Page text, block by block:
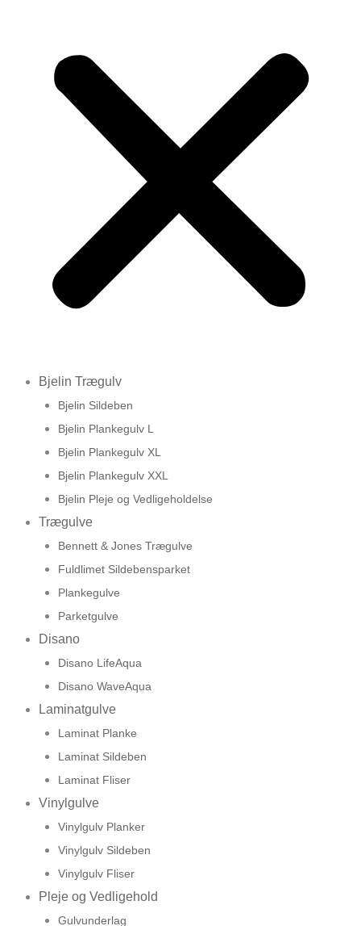
Bjelin Trægulv
Bjelin Sildeben
Bjelin Plankegulv L
Bjelin Plankegulv XL
Bjelin Plankegulv XXL
Bjelin Pleje og Vedligeholdelse
Trægulve
Bennett & Jones Trægulve
Fuldlimet Sildebensparket
Plankegulve
Parketgulve
Disano
Disano LifeAqua
Disano WaveAqua
Laminatgulve
Laminat Planke
Laminat Sildeben
Laminat Fliser
Vinylgulve
Vinylgulv Planker
Vinylgulv Sildeben
Vinylgulv Fliser
Pleje og Vedligehold
Gulvunderlag